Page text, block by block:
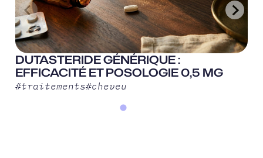
DUTASTERIDE GÉNÉRIQUE :
EFFICACITÉ ET POSOLOGIE 0,5 MG
#traitements#cheveu